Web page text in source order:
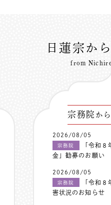
日蓮宗か
from
宗務院 か
2026/08/05
宗務院
「令和
金」勧募のお願い
2026/08/05
宗務院
「令和
害状況のお知らせ